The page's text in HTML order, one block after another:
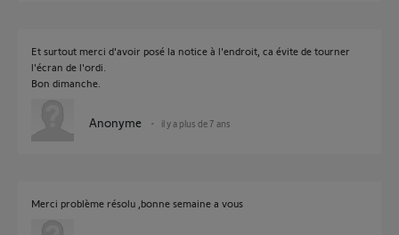
Et surtout merci d'avoir posé la notice à l'endroit, ca évite de tourner
l'écran de l'ordi.
Bon dimanche.
Anonyme il y a plus de 7 ans
Merci problème résolu ,bonne semaine a vous